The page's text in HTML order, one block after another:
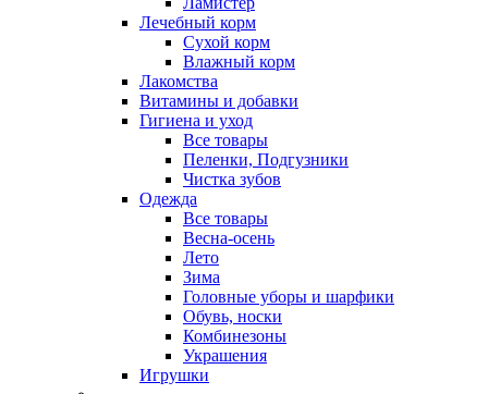
Лечебный корм
Сухой корм
Влажный корм
Лакомства
Витамины и добавки
Гигиена и уход
Все товары
Пеленки, Подгузники
Чистка зубов
Одежда
Все товары
Весна-осень
Лето
Зима
Головные уборы и шарфики
Обувь, носки
Комбинезоны
Украшения
Игрушки